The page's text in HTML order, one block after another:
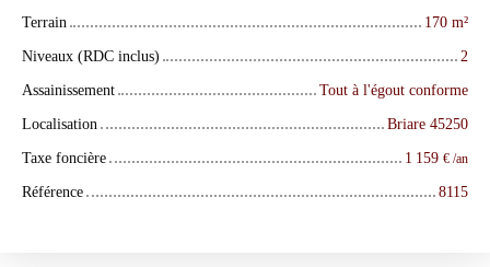
Terrain
170 m²
Niveaux (RDC inclus)
2
Assainissement
Tout à l'égout conforme
Localisation
Briare 45250
Taxe foncière
1 159 € /an
Référence 8115